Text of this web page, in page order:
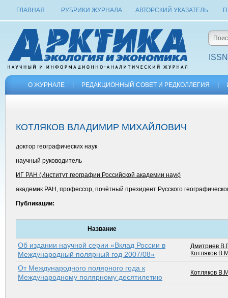
ГЛАВНАЯ РУБРИКИ ЖУРНАЛА АВТОРСКИЙ УКАЗАТЕЛЬ
О ЖУРНАЛЕ РЕДАКЦИОННЫЙ СОВЕТ И РЕДКОЛЛЕГИЯ
КОТЛЯКОВ ВЛАДИМИР МИХАЙЛОВИЧ
доктор географических наук
научный руководитель
ИГ РАН (Институт географии Российской академии наук)
академик РАН, профессор, почётный президент Русского
Публикации:
Название
Об издании научной серии «Вклад России в
Международный полярный год 2007/08»
Дмитриев
Котляков
От Международного полярного года к
Международному полярному десятилетию
Котляков